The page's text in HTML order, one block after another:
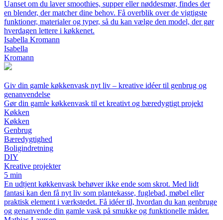
Uanset om du laver smoothies, supper eller nøddesmør, findes der
en blender, der matcher dine behov. Få overblik over de vigtigste
funktioner, materialer og typer, så du kan vælge den model, der gør
hverdagen lettere i køkkenet.
Isabella Kromann
Isabella
Kromann
Giv din gamle køkkenvask nyt liv – kreative idéer til genbrug og
genanvendelse
Gør din gamle køkkenvask til et kreativt og bæredygtigt projekt
Køkken
Køkken
Genbrug
Bæredygtighed
Boligindretning
DIY
Kreative projekter
5 min
En udtjent køkkenvask behøver ikke ende som skrot. Med lidt
fantasi kan den få nyt liv som plantekasse, fuglebad, møbel eller
praktisk element i værkstedet. Få idéer til, hvordan du kan genbruge
og genanvende din gamle vask på smukke og funktionelle måder.